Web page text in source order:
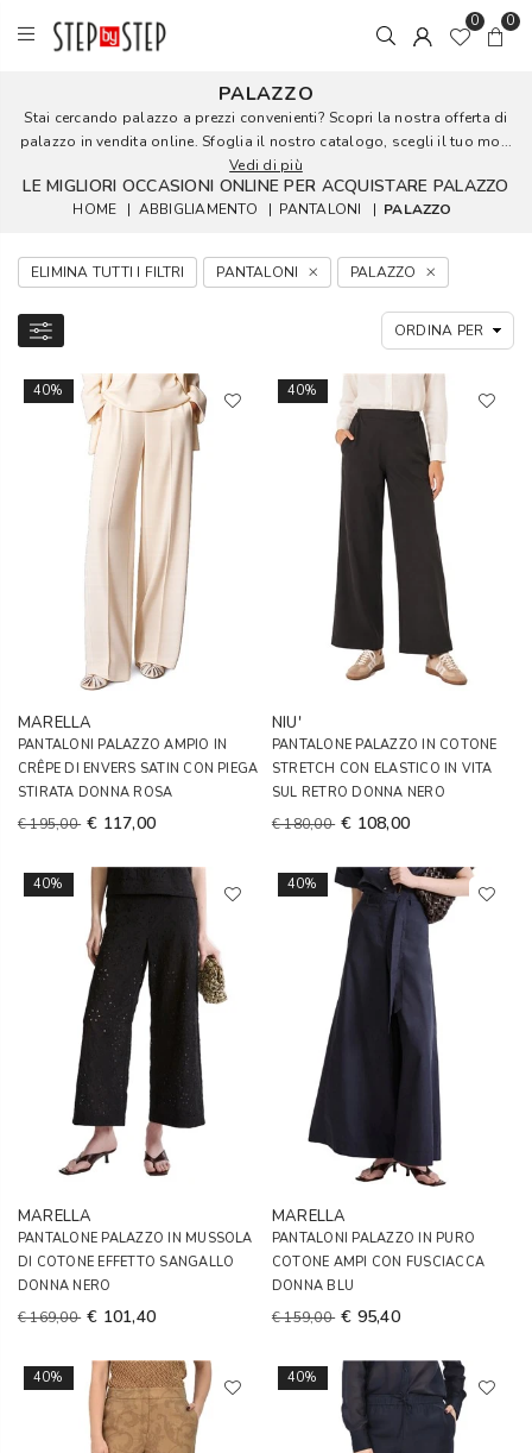
0 0
PALAZZO
Stai cercando palazzo a prezzi convenienti? Scopri la nostra offerta di
palazzo in vendita online. Sfoglia il nostro catalogo, scegli il tuo mo...
Vedi di più
LE MIGLIORI OCCASIONI ONLINE PER ACQUISTARE PALAZZO
HOME | ABBIGLIAMENTO | PANTALONI | PALAZZO
ELIMINA TUTTI I FILTRI PANTALONI PALAZZO
40%
MARELLA
PANTALONI PALAZZO AMPIO IN
CRÊPE DI ENVERS SATIN CON PIEGA
STIRATA DONNA ROSA
€ 195,00 € 117,00
40%
NIU'
PANTALONE PALAZZO IN COTONE
STRETCH CON ELASTICO IN VITA
SUL RETRO DONNA NERO
€ 180,00 € 108,00
40%
MARELLA
PANTALONE PALAZZO IN MUSSOLA
DI COTONE EFFETTO SANGALLO
DONNA NERO
€ 169,00 € 101,40
40%
MARELLA
PANTALONI PALAZZO IN PURO
COTONE AMPI CON FUSCIACCA
DONNA BLU
€ 159,00 € 95,40
40% 40%